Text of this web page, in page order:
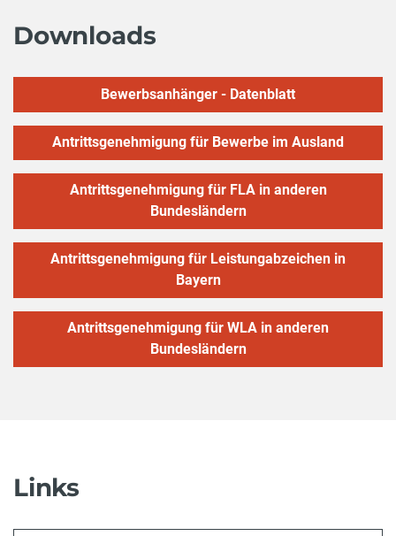
Downloads
Bewerbsanhänger - Datenblatt
Antrittsgenehmigung für Bewerbe im Ausland
Antrittsgenehmigung für FLA in anderen
Bundesländern
Antrittsgenehmigung für Leistungabzeichen in
Bayern
Antrittsgenehmigung für WLA in anderen
Bundesländern
Links